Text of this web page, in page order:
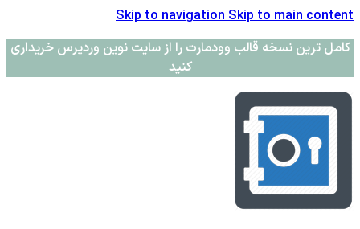
Skip to navigationSkip to main content
کامل ترین نسخه قالب وودمارت را از سایت نوین وردپرس خریداری
کنید